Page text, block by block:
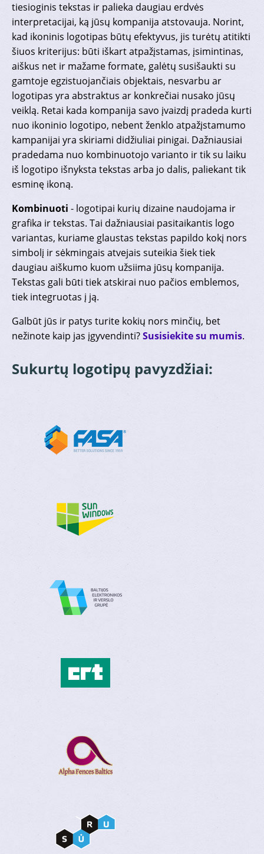
tiesioginis tekstas ir palieka daugiau erdvės
interpretacijai, ką jūsų kompanija atstovauja. Norint,
kad ikoninis logotipas būtų efektyvus, jis turėtų atitikti
šiuos kriterijus: būti iškart atpažįstamas, įsimintinas,
aiškus net ir mažame formate, galėtų susišaukti su
gamtoje egzistuojančiais objektais, nesvarbu ar
logotipas yra abstraktus ar konkrečiai nusako jūsų
veiklą. Retai kada kompanija savo įvaizdį pradeda kurti
nuo ikoninio logotipo, nebent ženklo atpažįstamumo
kampanijai yra skiriami didžiuliai pinigai. Dažniausiai
pradedama nuo kombinuotojo varianto ir tik su laiku
iš logotipo išnyksta tekstas arba jo dalis, paliekant tik
esminę ikoną.
Kombinuoti - logotipai kurių dizaine naudojama ir
grafika ir tekstas. Tai dažniausiai pasitaikantis logo
variantas, kuriame glaustas tekstas papildo kokį nors
simbolį ir sėkmingais atvejais suteikia šiek tiek
daugiau aiškumo kuom užsiima jūsų kompanija.
Tekstas gali būti tiek atskirai nuo pačios emblemos,
tiek integruotas į ją.
Galbūt jūs ir patys turite kokių nors minčių, bet
nežinote kaip jas įgyvendinti?Susisiekite su mumis.
Sukurtų logotipų pavyzdžiai: